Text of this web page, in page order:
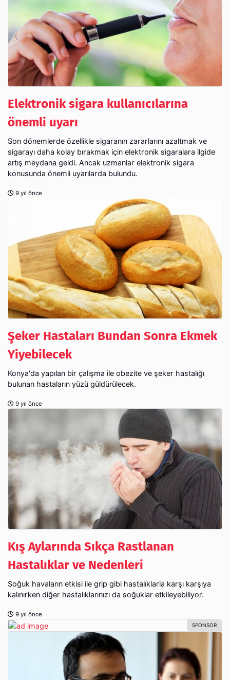
Elektronik sigara kullanıcılarına
önemli uyarı
Son dönemlerde özellikle sigaranın zararlarını azaltmak ve
sigarayı daha kolay bırakmak için elektronik sigaralara ilgide
artış meydana geldi. Ancak uzmanlar elektronik sigara
konusunda önemli uyarılarda bulundu.
9 yıl önce
Şeker Hastaları Bundan Sonra Ekmek
Yiyebilecek
Konya'da yapılan bir çalışma ile obezite ve şeker hastalığı
bulunan hastaların yüzü güldürülecek.
9 yıl önce
Kış Aylarında Sıkça Rastlanan
Hastalıklar ve Nedenleri
Soğuk havaların etkisi ile grip gibi hastalıklarla karşı karşıya
kalınırken diğer hastalıklarınızı da soğuklar etkileyebiliyor.
9 yıl önce